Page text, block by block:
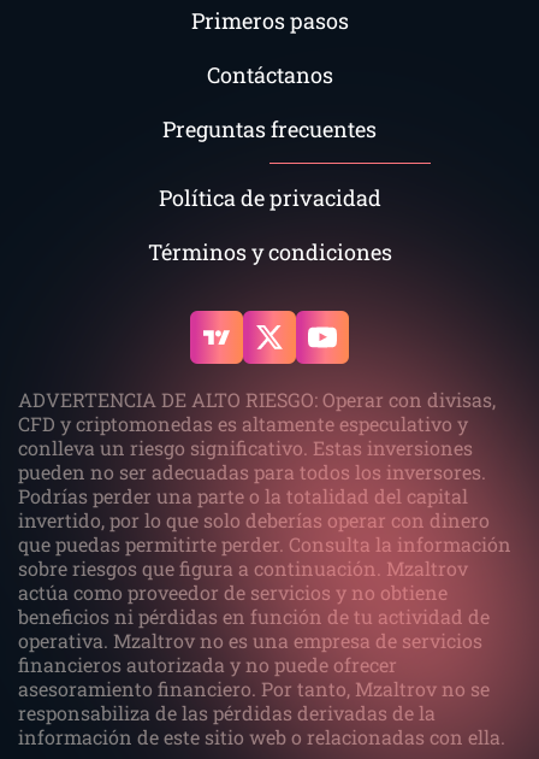
Primeros pasos
Contáctanos
Preguntas frecuentes
Política de privacidad
Términos y condiciones
ADVERTENCIA DE ALTO RIESGO: Operar con divisas,
CFD y criptomonedas es altamente especulativo y
conlleva un riesgo significativo. Estas inversiones
pueden no ser adecuadas para todos los inversores.
Podrías perder una parte o la totalidad del capital
invertido, por lo que solo deberías operar con dinero
que puedas permitirte perder. Consulta la información
sobre riesgos que figura a continuación. Mzaltrov
actúa como proveedor de servicios y no obtiene
beneficios ni pérdidas en función de tu actividad de
operativa. Mzaltrov no es una empresa de servicios
financieros autorizada y no puede ofrecer
asesoramiento financiero. Por tanto, Mzaltrov no se
responsabiliza de las pérdidas derivadas de la
información de este sitio web o relacionadas con ella.